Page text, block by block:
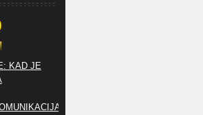
KAD JE